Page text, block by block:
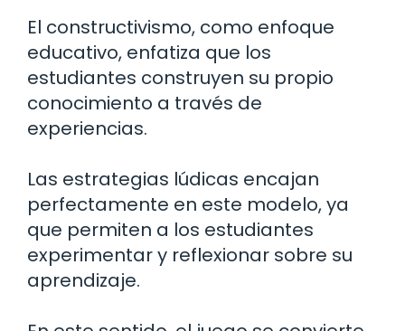
El constructivismo, como enfoque
educativo, enfatiza que los
estudiantes construyen su propio
conocimiento a través de
experiencias.
Las estrategias lúdicas encajan
perfectamente en este modelo, ya
que permiten a los estudiantes
experimentar y reflexionar sobre su
aprendizaje.